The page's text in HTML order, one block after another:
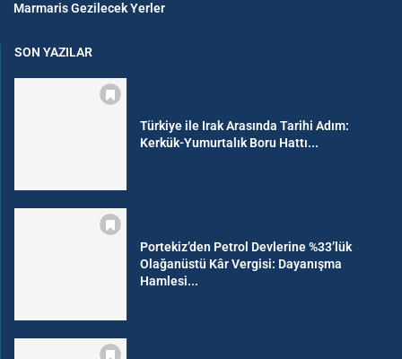
Marmaris Gezilecek Yerler
SON YAZILAR
Türkiye ile Irak Arasında Tarihi Adım:
Kerkük-Yumurtalık Boru Hattı...
Portekiz’den Petrol Devlerine %33’lük
Olağanüstü Kâr Vergisi: Dayanışma
Hamlesi...